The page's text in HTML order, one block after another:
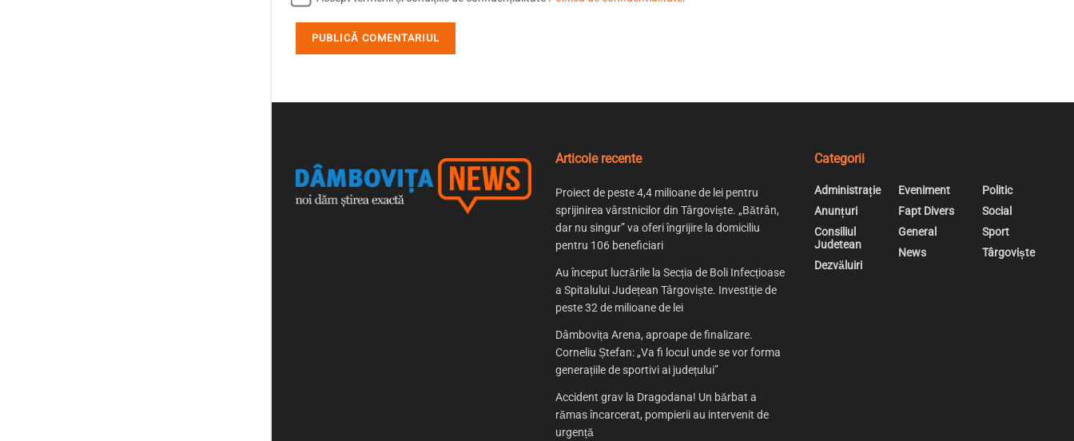
Articole recente
Proiect de peste 4,4 milioane de lei pentru
sprijinirea vârstnicilor din Târgoviște. „Bătrân,
dar nu singur” va oferi îngrijire la domiciliu
pentru 106 beneficiari
Au început lucrările la Secția de Boli Infecțioase
a Spitalului Județean Târgoviște. Investiție de
peste 32 de milioane de lei
Dâmbovița Arena, aproape de finalizare.
Corneliu Ștefan: „Va fi locul unde se vor forma
generațiile de sportivi ai județului”
Accident grav la Dragodana! Un bărbat a
rămas încarcerat, pompierii au intervenit de
urgență
Categorii
Administrație
Anunțuri
Consiliul
Judetean
Dezvăluiri
Eveniment
Fapt Divers
General
News
Politic
Social
Sport
Târgoviște